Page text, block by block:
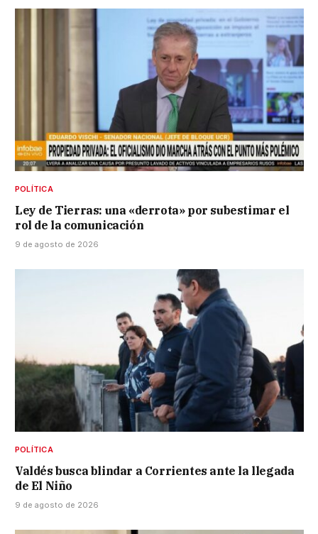
POLÍTICA
Ley de Tierras: una «derrota» por subestimar el
rol de la comunicación
9 de agosto de 2026
POLÍTICA
Valdés busca blindar a Corrientes ante la llegada
de El Niño
9 de agosto de 2026